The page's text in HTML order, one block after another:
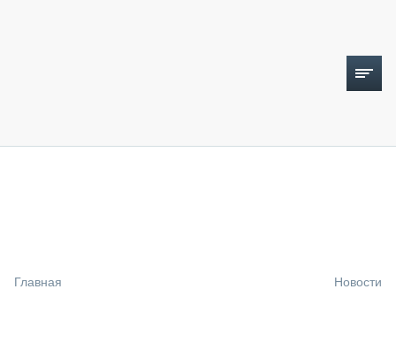
Главная Новости